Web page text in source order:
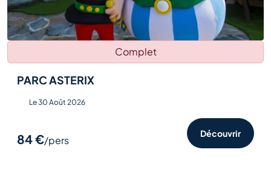
Complet
PARC ASTERIX
Le 30 Août 2026
84 €/pers
Découvrir